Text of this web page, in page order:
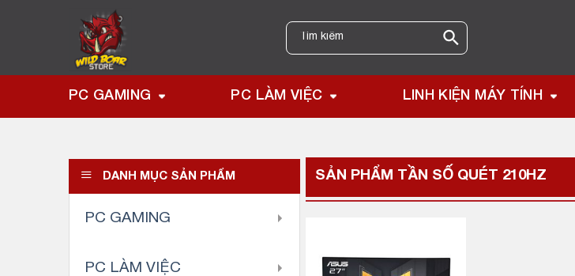
Tìm
kiếm:
PC GAMING PC LÀM VIỆC LINH KIỆN MÁY TÍNH
DANH MỤC SẢN PHẨM
PC GAMING
PC LÀM VIỆC
SẢN PHẨM TẦN SỐ QUÉT 210HZ